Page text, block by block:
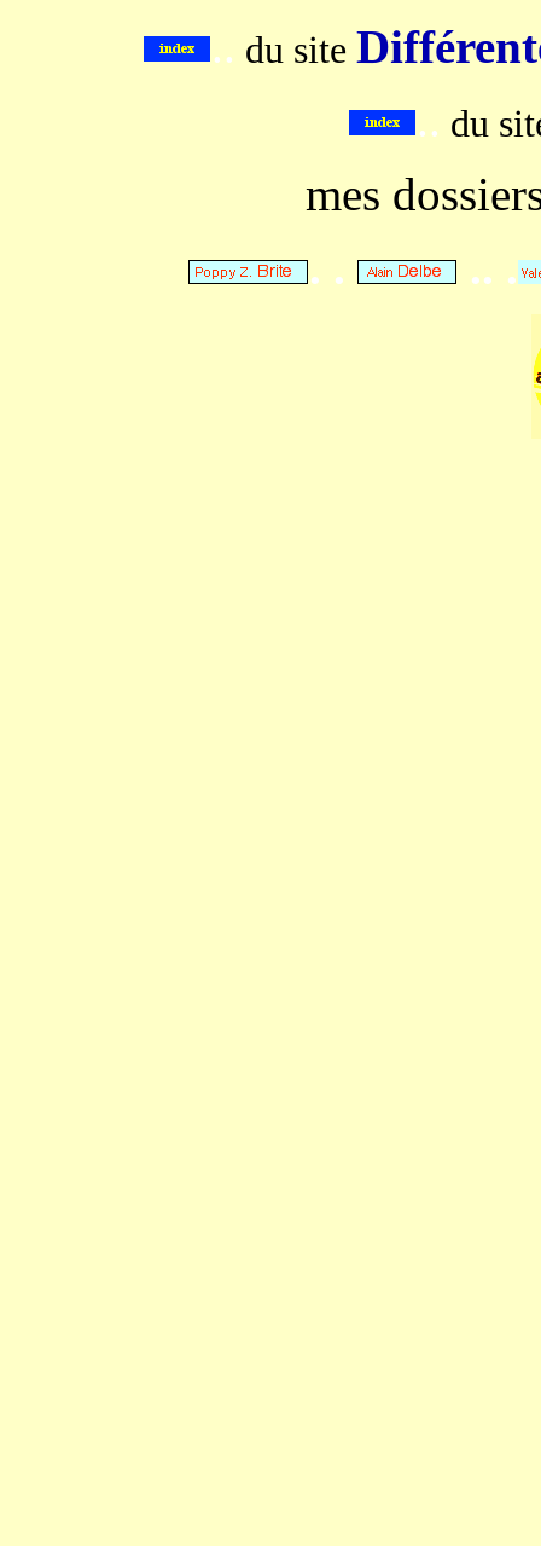
.. du site
.. du
mes
. .
.. .